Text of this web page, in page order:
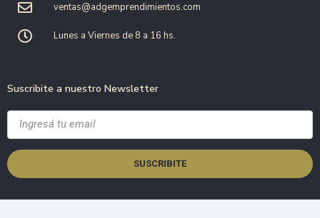
ventas@adgemprendimientos.com
Lunes a Viernes de 8 a 16 hs.
Suscribite a nuestro Newsletter
SUSCRIBITE